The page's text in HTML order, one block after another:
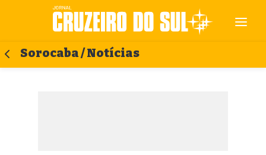
Sorocaba / Notícias